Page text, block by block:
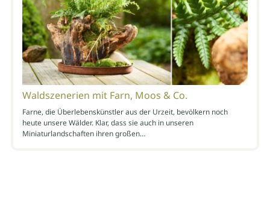
Waldszenerien mit Farn, Moos & Co.
Farne, die Überlebenskünstler aus der Urzeit, bevölkern noch
heute unsere Wälder. Klar, dass sie auch in unseren
Miniaturlandschaften ihren großen…